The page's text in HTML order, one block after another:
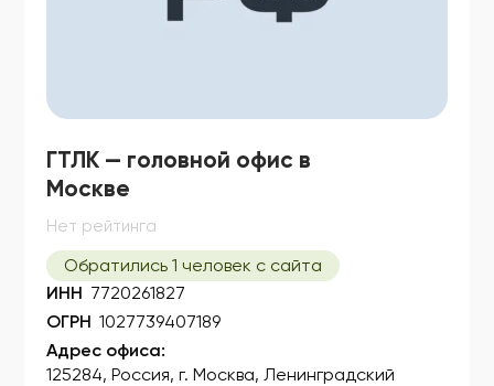
ГТЛК — головной офис в
Москве
Нет рейтинга
Обратились 1 человек с сайта
ИНН 7720261827
ОГРН 1027739407189
Адрес офиса:
125284, Россия, г. Москва, Ленинградский